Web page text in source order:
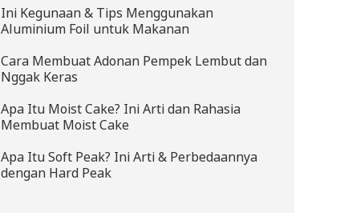
Ini Kegunaan & Tips Menggunakan
Aluminium Foil untuk Makanan
Cara Membuat Adonan Pempek Lembut dan
Nggak Keras
Apa Itu Moist Cake? Ini Arti dan Rahasia
Membuat Moist Cake
Apa Itu Soft Peak? Ini Arti & Perbedaannya
dengan Hard Peak